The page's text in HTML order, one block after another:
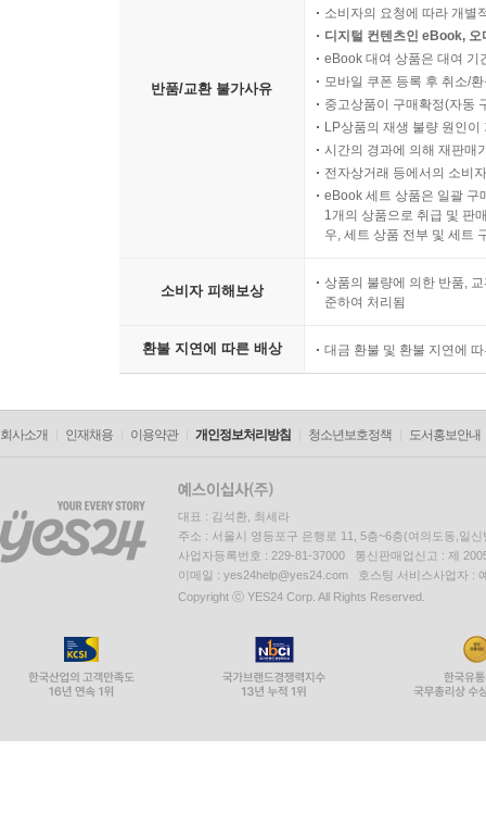
반품/교환 불가사유
소비자의 요청에 따라 개별
디지털 컨텐츠인 eBook,
eBook 대여 상품은 대여 기
모바일 쿠폰 등록 후 취소/
중고상품이 구매확정(자동
LP상품의 재생 불량 원인
시간의 경과에 의해 재판매
전자상거래 등에서의 소비
eBook 세트 상품은 일괄 구
1개의 상품으로 취급 및 판
우, 세트 상품 전부 및 세트
소비자 피해보상
상품의 불량에 의한 반품,
준하여 처리됨
환불 지연에 따른 배상 대금 환불 및 환불 지연에
회사소개 인재채용 이용약관 개인정보처리방침 청소년보호정책 도서홍보안내
대표 : 김석환, 최세라
주소 : 서울시 영등포구 은행로 11, 5층~6층(여의도동,일신
사업자등록번호 : 229-81-37000 통신판매업신고 : 제
이메일 : yes24help@yes24.com 호스팅 서비스사업자 :
Copyright ⓒ YES24 Corp. All Rights Reserved.